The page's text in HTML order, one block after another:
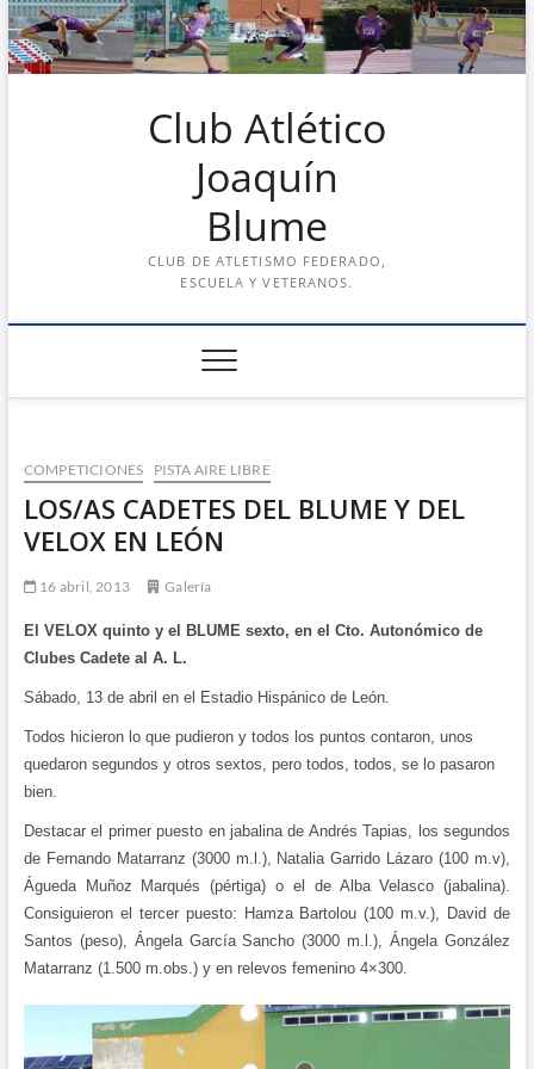
Saltar
al
contenido
Club Atlético
Joaquín
Blume
CLUB DE ATLETISMO FEDERADO,
ESCUELA Y VETERANOS.
COMPETICIONES PISTA AIRE LIBRE
LOS/AS CADETES DEL BLUME Y DEL
VELOX EN LEÓN
16 abril, 2013 Galería
El VELOX quinto y el BLUME sexto, en el Cto. Autonómico de
Clubes Cadete al A. L.
Sábado, 13 de abril en el Estadio Hispánico de León.
Todos hicieron lo que pudieron y todos los puntos contaron, unos
quedaron segundos y otros sextos, pero todos, todos, se lo pasaron
bien.
Destacar el primer puesto en jabalina de Andrés Tapias, los segundos
de Fernando Matarranz (3000 m.l.), Natalia Garrido Lázaro (100 m.v),
Águeda Muñoz Marqués (pértiga) o el de Alba Velasco (jabalina).
Consiguieron el tercer puesto: Hamza Bartolou (100 m.v.), David de
Santos (peso), Ángela García Sancho (3000 m.l.), Ángela González
Matarranz (1.500 m.obs.) y en relevos femenino 4×300.